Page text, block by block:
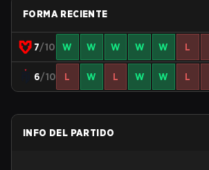
FORMA RECIENTE
7/10 W W W W W L
6/10 L W L W W L
INFO DEL PARTIDO